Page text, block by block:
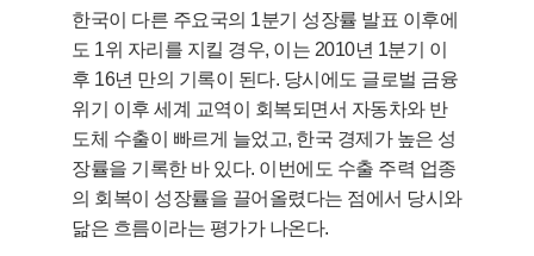
한국이 다른 주요국의 1분기 성장률 발표 이후에
도 1위 자리를 지킬 경우, 이는 2010년 1분기 이
후 16년 만의 기록이 된다. 당시에도 글로벌 금융
위기 이후 세계 교역이 회복되면서 자동차와 반
도체 수출이 빠르게 늘었고, 한국 경제가 높은 성
장률을 기록한 바 있다. 이번에도 수출 주력 업종
의 회복이 성장률을 끌어올렸다는 점에서 당시와
닮은 흐름이라는 평가가 나온다.